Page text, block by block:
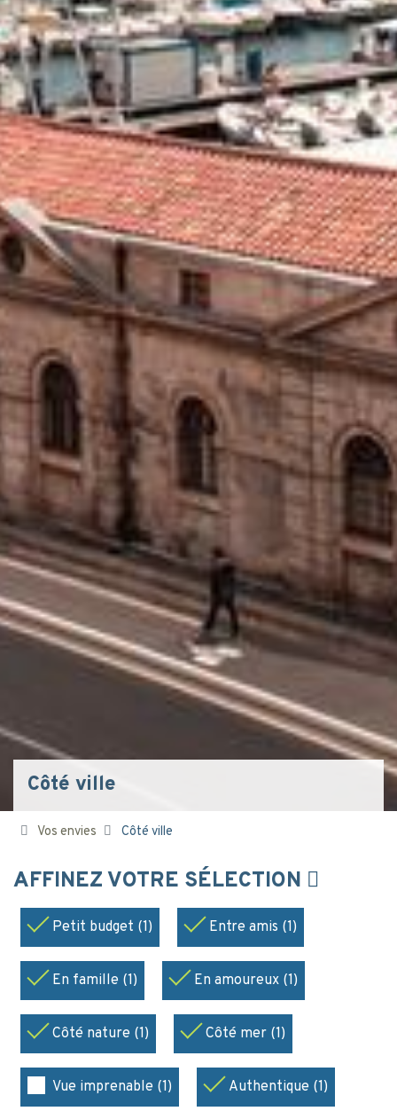
Côté ville
Vos envies Côté ville
AFFINEZ VOTRE SÉLECTION
Petit budget (1) Entre amis (1)
En famille (1) En amoureux (1)
Côté nature (1) Côté mer (1)
Vue imprenable (1) Authentique (1)